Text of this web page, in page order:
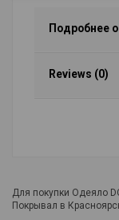
Подробнее
Reviews (0)
Для покупки Одеяло
Покрывал в